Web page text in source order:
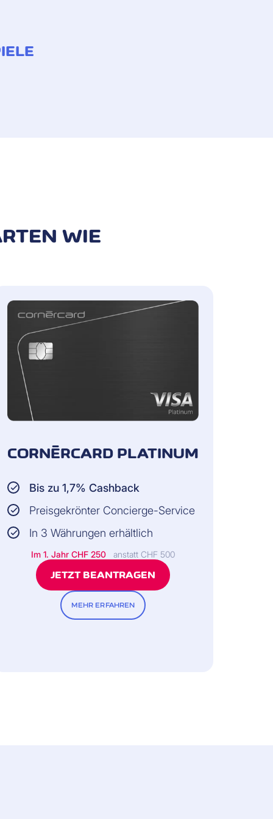
jeden Einkauf mit einer Cornèrcard
Bei jährlichen Ausgaben von
Konsumausgaben bei Paaren
WIE
CORNÈRCARD PLATINUM
Bis zu 1,7% Cashback
Preisgekrönter Concierge-Service
In 3 Währungen erhältlich
Im 1. Jahr CHF 250 anstatt CHF 500
JETZT BEANTRAGEN
MEHR ERFAHREN